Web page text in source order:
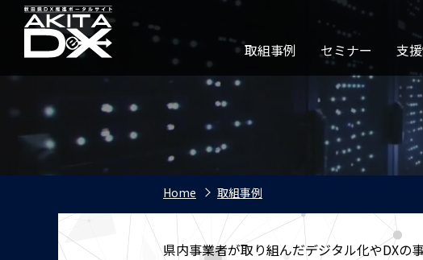
取組事例
セミナー 支
Home 取組事例
県内事業者が取り組んだデジタル化やDXの